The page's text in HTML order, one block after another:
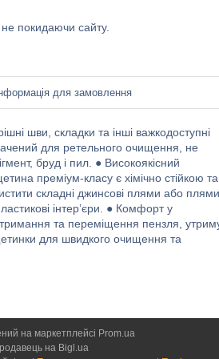
покидаючи сайту.
для замовлення
шви, складки та інші важкодоступні
для ретельного очищення, не
бруд і пил. ● Високоякісний
преміум-класу є хімічно стійкою та
складні джинсові плями або плями
інтер’єри. ● Комфорт у
тримання та переміщення пензля,
для швидкого очищення та
на маркетплейсі Prom.ua
на Bigl.ua